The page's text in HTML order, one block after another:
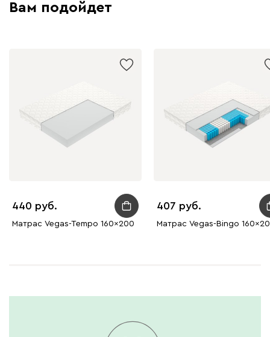
Вам подойдет
440
Матрас Vegas-Tempo 160x200
407
Матрас Vegas-Bingo